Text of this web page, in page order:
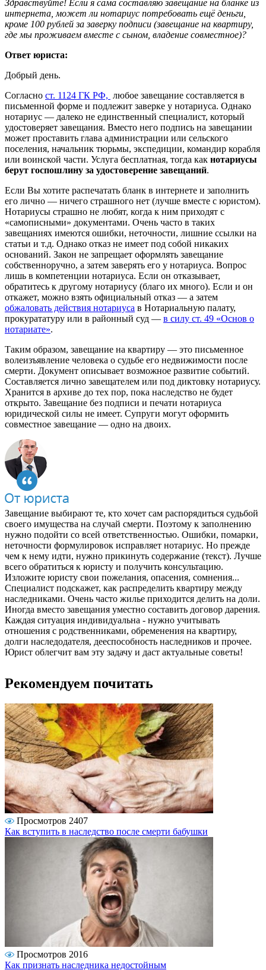
Здравствуйте! Если я сама составляю завещание на бланке из
интернета, может ли нотариус потребовать ещё деньги,
кроме 100 рублей за заверку подписи (завещание на квартиру,
где мы проживаем вместе с сыном, владение совместное)?
Ответ юриста:
Добрый день.
Согласно ст. 1124 ГК РФ, любое завещание составляется в
письменной форме и подлежит заверке у нотариуса. Однако
нотариус — далеко не единственный специалист, который
удостоверяет завещания. Вместо него подпись на завещании
может проставить глава администрации или сельского
поселения, начальник тюрьмы, экспедиции, командир корабля
или воинской части. Услуга бесплатная, тогда как нотариусы
берут госпошлину за удостоверение завещаний.
Если Вы хотите распечатать бланк в интернете и заполнить
его лично — ничего страшного нет (лучше вместе с юристом).
Нотариусы страшно не любят, когда к ним приходят с
«самописными» документами. Очень часто в таких
завещаниях имеются ошибки, неточности, лишние ссылки на
статьи и т.д. Однако отказ не имеет под собой никаких
оснований. Закон не запрещает оформлять завещание
собственноручно, а затем заверять его у нотариуса. Вопрос
лишь в компетенции нотариуса. Если он отказывает,
обратитесь к другому нотариусу (благо их много). Если и он
откажет, можно взять официальный отказ — а затем
обжаловать действия нотариуса в Нотариальную палату,
прокурататуру или в районный суд — в силу ст. 49 «Основ о
нотариате».
Таким образом, завещание на квартиру — это письменное
волеизъявление человека о судьбе его недвижимости после
смерти. Документ описывает возможное развитие событий.
Составляется лично завещателем или под диктовку нотариусу.
Хранится в архиве до тех пор, пока наследство не будет
открыто. Завещание без подписи и печати нотариуса
юридической силы не имеет. Супруги могут оформить
совместное завещание — одно на двоих.
Завещание выбирают те, кто хочет сам распорядиться судьбой
своего имущества на случай смерти. Поэтому к заполнению
нужно подойти со всей ответственностью. Ошибки, помарки,
неточности формулировок исправляет нотариус. Но прежде
чем к нему идти, нужно прикинуть содержание (текст). Лучше
всего обратиться к юристу и получить консультацию.
Изложите юристу свои пожелания, опасения, сомнения...
Специалист подскажет, как распределить квартиру между
наследниками. Очень часто жилье приходится делить на доли.
Иногда вместо завещания уместно составить договор дарения.
Каждая ситуация индивидуальна - нужно учитывать
отношения с родственниками, обременения на квартиру,
долги наследодателя, дееспособность наследников и прочее.
Юрист облегчит вам эту задачу и даст актуальные советы!
Рекомендуем почитать
Просмотров 2407
Как вступить в наследство после смерти бабушки
Просмотров 2016
Как признать наследника недостойным